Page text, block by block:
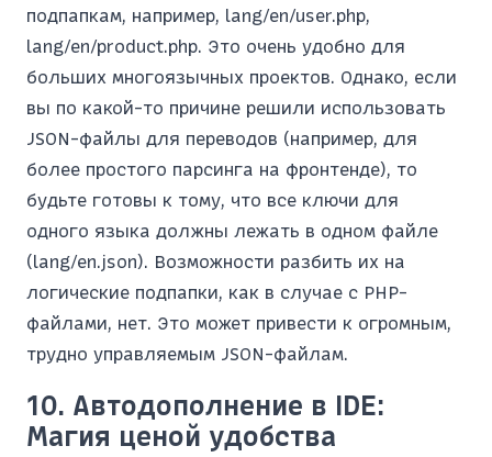
подпапкам, например, lang/en/user.php,
lang/en/product.php. Это очень удобно для
больших многоязычных проектов. Однако, если
вы по какой-то причине решили использовать
JSON-файлы для переводов (например, для
более простого парсинга на фронтенде), то
будьте готовы к тому, что все ключи для
одного языка должны лежать в одном файле
(lang/en.json). Возможности разбить их на
логические подпапки, как в случае с PHP-
файлами, нет. Это может привести к огромным,
трудно управляемым JSON-файлам.
10. Автодополнение в IDE:
Магия ценой удобства